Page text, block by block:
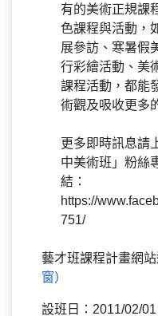
三、多元課程與
有的美術正規課
色課程與活動，
展參訪、寒暑假
行彩繪活動、美
課程活動，都能
更多即時訊息請
中美術班」粉絲
結：
https://
藝才班課程計畫網站
窗）